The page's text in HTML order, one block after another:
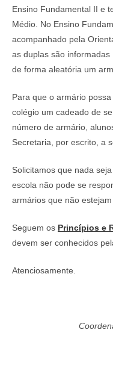
Ensino Fundamental II e
Médio. No Ensino
acompanhado pela
as duplas são
de forma aleatória um
Para que o armário
colégio um cadeado de
número de armário,
Secretaria, por escrito, a
Solicitamos que nada
escola não pode se
armários que não
Seguem os Princípios e
devem ser conhecidos
Atenciosamente.